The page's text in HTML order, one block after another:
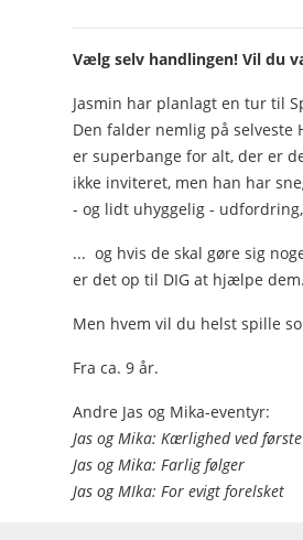
Vælg selv handlingen! Vil du
Jasmin har planlagt en tur til
Den falder nemlig på selveste
er superbange for alt, der er
ikke inviteret, men han har
- og lidt uhyggelig -
... og hvis de skal gøre sig
er det op til DIG at hjælpe dem.
Men hvem vil du helst spille
Fra ca. 9 år.
Andre Jas og Mika-eventyr:
Jas og Mika: Kærlighed ved
Jas og Mika: Farlig følger
Jas og MIka: For evigt forelsket